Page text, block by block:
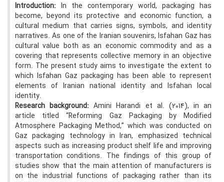
Introduction: In the contemporary world, packaging has
become, beyond its protective and economic function, a
cultural medium that carries signs, symbols, and identity
narratives. As one of the Iranian souvenirs, Isfahan Gaz has
cultural value both as an economic commodity and as a
covering that represents collective memory in an objective
form. The present study aims to investigate the extent to
which Isfahan Gaz packaging has been able to represent
elements of Iranian national identity and Isfahan local
identity.
Research background:Amini Harandi et al. (2014), in an
article titled “Reforming Gaz Packaging by Modified
Atmosphere Packaging Method,” which was conducted on
Gaz packaging technology in Iran, emphasized technical
aspects such as increasing product shelf life and improving
transportation conditions. The findings of this group of
studies show that the main attention of manufacturers is
on the industrial functions of packaging rather than its